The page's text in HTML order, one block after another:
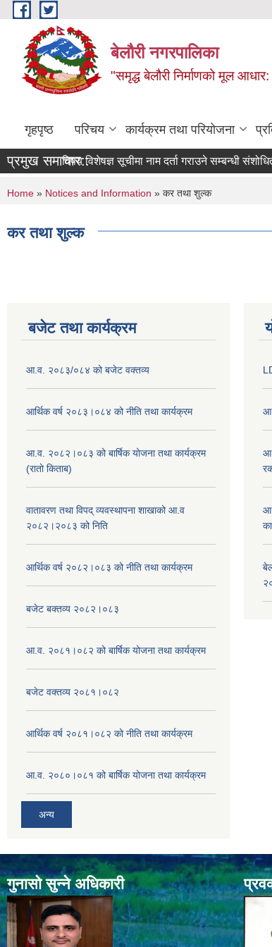
Skip to main content
बेलौरी नगरपालिका
"समृद्ध बेलौरी निर्माणको मूल आधार:
गृहपृष्ठ परिचय कार्यक्रम तथा परियोजना
प्रमुख समाचार::
विषय विशेषज्ञ सूचीमा नाम दर्ता गराउने सम्बन्धी संशोधित
You are here
Home » Notices and Information » कर तथा शुल्क
कर तथा शुल्क
बजेट तथा कार्यक्रम
आ.व. २०८३/०८४ को बजेट वक्तव्य
आर्थिक वर्ष २०८३।०८४ को नीति तथा कार्यक्रम
आ.व. २०८२।०८३ को बार्षिक योजना तथा कार्यक्रम
(रातो किताब)
वातावरण तथा विपद् व्यवस्थापना शाखाको आ.व
२०८२।२०८३ को निति
आर्थिक वर्ष २०८२।०८३ को नीति तथा कार्यक्रम
बजेट बक्तव्य २०८२।०८३
आ.व. २०८१।०८२ को बार्षिक योजना तथा कार्यक्रम
बजेट वक्तव्य २०८१।०८२
आर्थिक वर्ष २०८१।०८२ को नीति तथा कार्यक्रम
आ.व. २०८०।०८१ को बार्षिक योजना तथा कार्यक्रम
अन्य
आ
आ
गुनासो सुन्ने अधिकारी